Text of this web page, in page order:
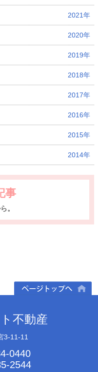
2021年
2020年
2019年
2018年
2017年
2016年
2015年
2014年
事
。
不動産
3-11-11
0440
2544